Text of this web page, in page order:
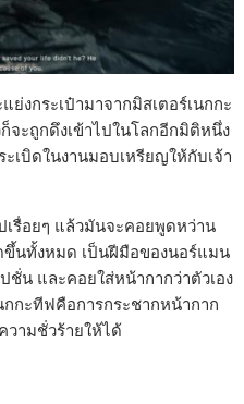
งกระเป๋ามาจากมิสเตอร์เนกกะ
จะถูกดึงเข้าไปในโลกอีกมิติหนึ่ง
เบิดในงานมอบเหรียญให้กับเจ้า
เรื่อยๆ แล้วมันจะคอยพูดหว่าน
ขึ้นทั้งหมด เป็นฝีมือของนอร์แมน
ชั่น และคอยใส่หน้ากากว่าตัวเอง
กกะทีฟคือการกระชากหน้ากาก
วามชั่วร้ายให้ได้